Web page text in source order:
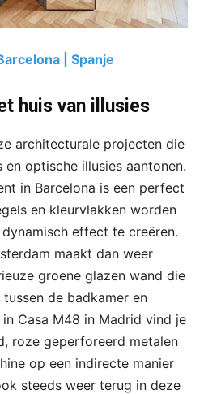
| Spanje
huis van illusies
architecturale projecten die
optische illusies aantonen.
in Barcelona is een perfect
en kleurvlakken worden
effect te creëren.
maakt dan weer
groene glazen wand die
de badkamer en
Casa M48 in Madrid vind je
roze geperforeerd metalen
op een indirecte manier
steeds weer terug in deze